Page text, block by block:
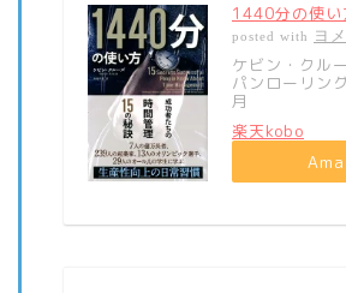
1440分の使い
posted with ヨ
ケビン・クル
パンローリン
月
楽天kobo